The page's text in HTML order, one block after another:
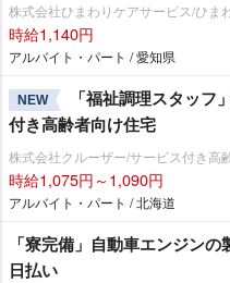
株式会社ひまわりケアサービス/ひま
時給1,140円
アルバイト・パート / 愛知県
NEW
「福祉調理スタッフ
付き高齢者向け住宅
株式会社クルーザー/サービス付き高
時給1,075円～1,090円
アルバイト・パート / 北海道
「寮完備」自動車エンジン
日払い